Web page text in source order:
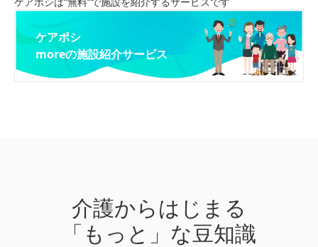
ケアポシ
moreの施設紹介サービス
介護からはじまる
「もっと」な豆知識